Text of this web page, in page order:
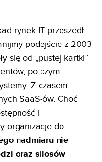
rynek IT przeszedł
podejście z 2003
się od „pustej kartki”
po czym
Z czasem
SaaS-ów. Choć
i
organizacje do
nadmiaru nie
oraz silosów